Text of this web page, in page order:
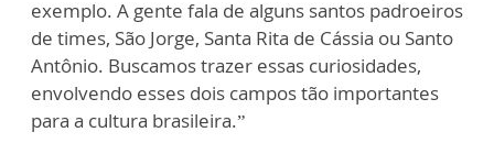
exemplo. A gente fala de alguns santos padroeiros
de times, São Jorge, Santa Rita de Cássia ou Santo
Antônio. Buscamos trazer essas curiosidades,
envolvendo esses dois campos tão importantes
para a cultura brasileira.”